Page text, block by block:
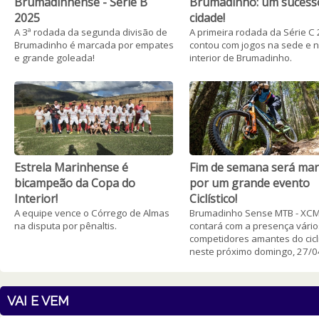
2025
A 3ª rodada da segunda divisão de
Brumadinho é marcada por empates
e grande goleada!
cidade!
A primeira rodada da Série C
contou com jogos na sede e
interior de Brumadinho.
Estrela Marinhense é
bicampeão da Copa do
Interior!
A equipe vence o Córrego de Almas
na disputa por pênaltis.
Fim de semana será
por um grande evento
Ciclístico!
Brumadinho Sense MTB -
contará com a presença
competidores amantes do
neste próximo domingo, 27/
VAI E VEM